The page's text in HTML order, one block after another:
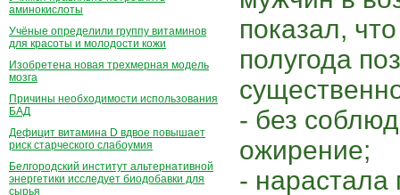
аминокислоты
Учёные определили группу витаминов
для красоты и молодости кожи
Изобретена новая трехмерная модель
мозга
Причины необходимости использования
БАД
Дефицит витамина D вдвое повышает
риск старческого слабоумия
Белгородский институт альтернативной
энергетики исследует биодобавки для
сырья
показал,
полугода
- без
ожирение;
-